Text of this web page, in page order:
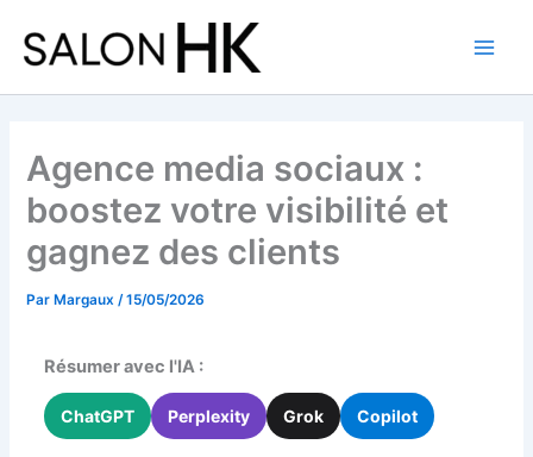
contenu
Agence media sociaux :
boostez votre visibilité et
gagnez des clients
ParMargaux /15/05/2026
Résumer avec l'IA :
ChatGPT Perplexity Grok Copilot